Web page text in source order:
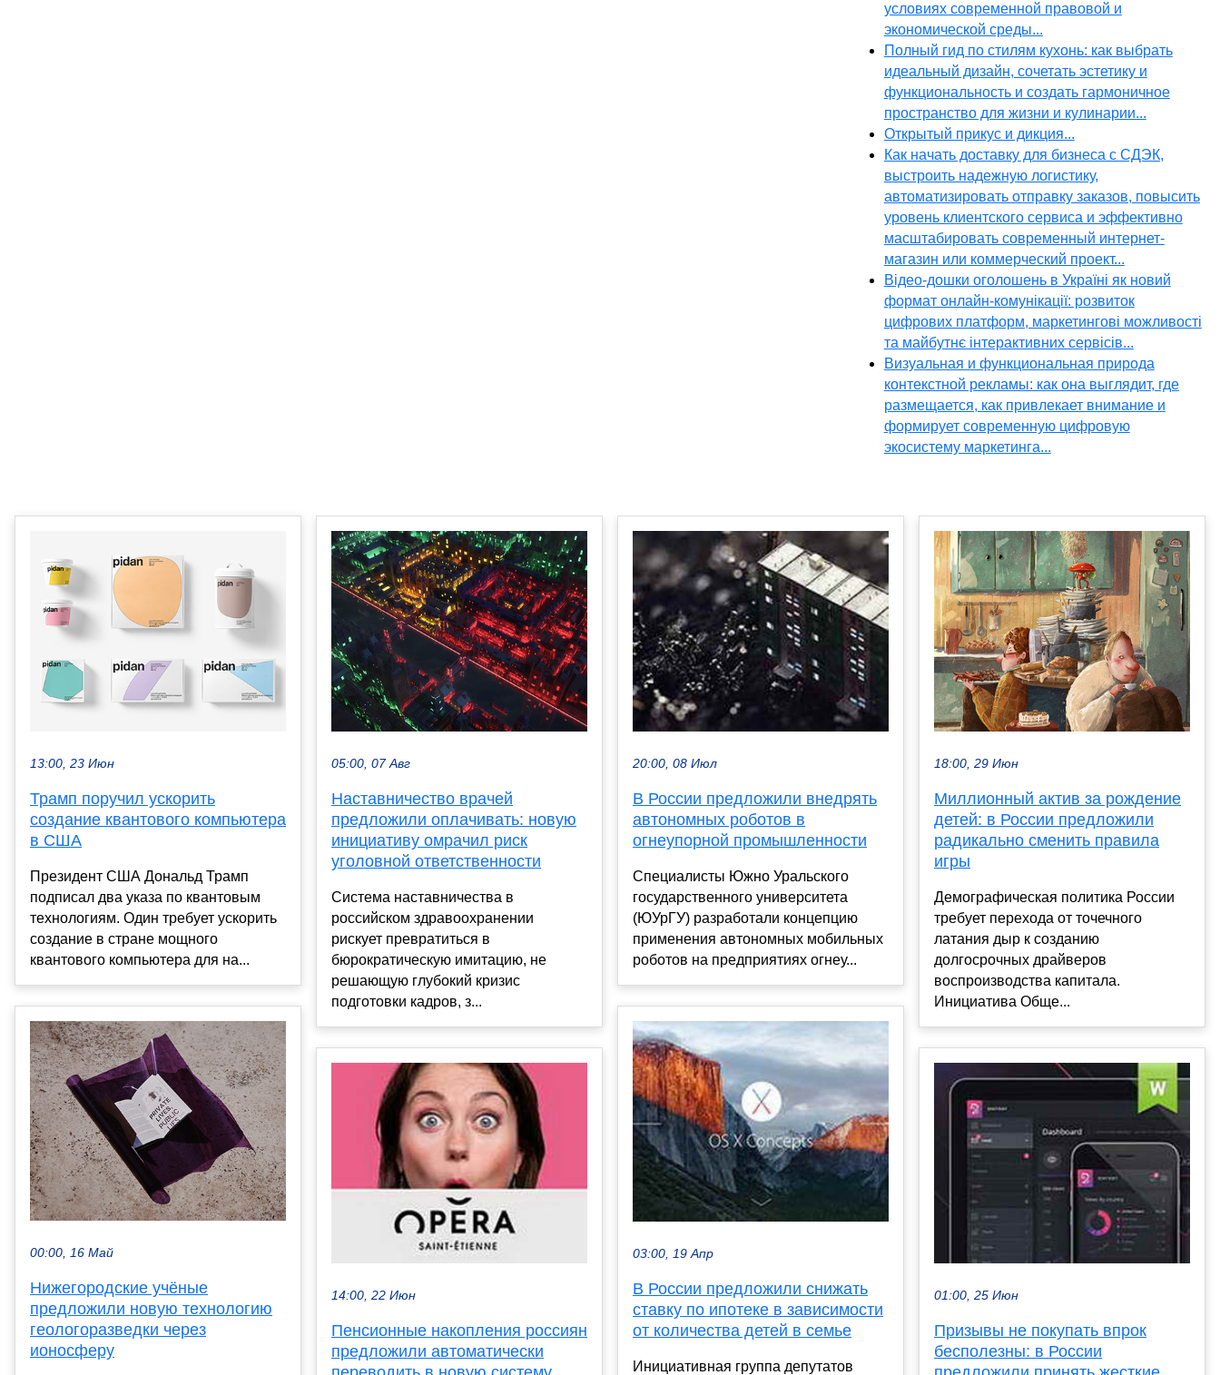
условиях современной правовой и
экономической среды...
Полный гид по стилям кухонь: как выбрать
идеальный дизайн, сочетать эстетику и
функциональность и создать гармоничное
пространство для жизни и кулинарии...
Открытый прикус и дикция...
Как начать доставку для бизнеса с СДЭК,
выстроить надежную логистику,
автоматизировать отправку заказов, повысить
уровень клиентского сервиса и эффективно
масштабировать современный интернет-
магазин или коммерческий проект...
Відео-дошки оголошень в Україні як новий
формат онлайн-комунікації: розвиток
цифрових платформ, маркетингові можливості
та майбутнє інтерактивних сервісів...
Визуальная и функциональная природа
контекстной рекламы: как она выглядит, где
размещается, как привлекает внимание и
формирует современную цифровую
экосистему маркетинга...
13:00, 23 Июн
Трамп поручил ускорить
создание квантового компьютера
в США
Президент США Дональд Трамп
подписал два указа по квантовым
технологиям. Один требует ускорить
создание в стране мощного
квантового компьютера для на...
00:00, 16 Май
Нижегородские учёные
предложили новую технологию
геологоразведки через
ионосферу
05:00, 07 Авг
Наставничество врачей
предложили оплачивать: новую
инициативу омрачил риск
уголовной ответственности
Система наставничества в
российском здравоохранении
рискует превратиться в
бюрократическую имитацию, не
решающую глубокий кризис
подготовки кадров, з...
14:00, 22 Июн
Пенсионные накопления россиян
предложили автоматически
20:00, 08 Июл
В России предложили внедрять
автономных роботов в
огнеупорной промышленности
Специалисты Южно Уральского
государственного университета
(ЮУрГУ) разработали концепцию
применения автономных мобильных
роботов на предприятиях огнеу...
03:00, 19 Апр
В России предложили снижать
ставку по ипотеке в зависимости
от количества детей в семье
Инициативная группа депутатов
18:00, 29 Июн
Миллионный актив за рождение
детей: в России предложили
радикально сменить правила
игры
Демографическая политика России
требует перехода от точечного
латания дыр к созданию
долгосрочных драйверов
воспроизводства капитала.
Инициатива Обще...
01:00, 25 Июн
Призывы не покупать впрок
бесполезны: в России